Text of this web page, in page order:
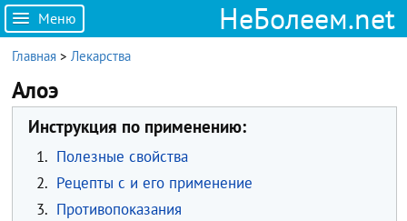
Меню НеБолеем.net
Главная >Лекарства
Алоэ
Инструкция по применению:
1. Полезные свойства
2. Рецепты с и его применение
3. Противопоказания